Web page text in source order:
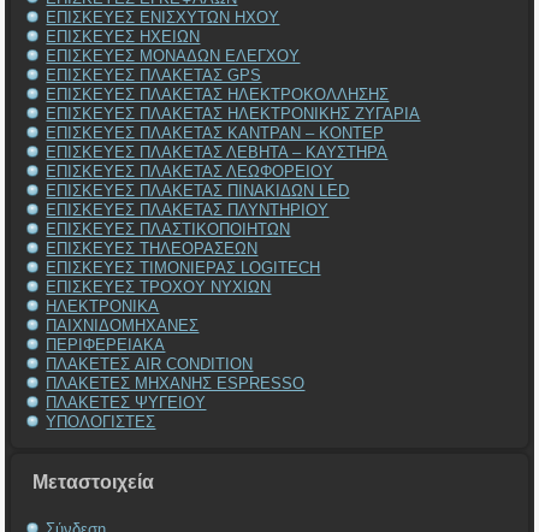
ΕΠΙΣΚΕΥΕΣ ΕΝΙΣΧΥΤΩΝ ΗΧΟΥ
ΕΠΙΣΚΕΥΕΣ ΗΧΕΙΩΝ
ΕΠΙΣΚΕΥΕΣ ΜΟΝΑΔΩΝ ΕΛΕΓΧΟΥ
ΕΠΙΣΚΕΥΕΣ ΠΛΑΚΕΤΑΣ GPS
ΕΠΙΣΚΕΥΕΣ ΠΛΑΚΕΤΑΣ ΗΛΕΚΤΡΟΚΟΛΛΗΣΗΣ
ΕΠΙΣΚΕΥΕΣ ΠΛΑΚΕΤΑΣ ΗΛΕΚΤΡΟΝΙΚΗΣ ΖΥΓΑΡΙΑ
ΕΠΙΣΚΕΥΕΣ ΠΛΑΚΕΤΑΣ ΚΑΝΤΡΑΝ – ΚΟΝΤΕΡ
ΕΠΙΣΚΕΥΕΣ ΠΛΑΚΕΤΑΣ ΛΕΒΗΤΑ – ΚΑΥΣΤΗΡΑ
ΕΠΙΣΚΕΥΕΣ ΠΛΑΚΕΤΑΣ ΛΕΩΦΟΡΕΙΟΥ
ΕΠΙΣΚΕΥΕΣ ΠΛΑΚΕΤΑΣ ΠΙΝΑΚΙΔΩΝ LED
ΕΠΙΣΚΕΥΕΣ ΠΛΑΚΕΤΑΣ ΠΛΥΝΤΗΡΙΟΥ
ΕΠΙΣΚΕΥΕΣ ΠΛΑΣΤΙΚΟΠΟΙΗΤΩΝ
ΕΠΙΣΚΕΥΕΣ ΤΗΛΕΟΡΑΣΕΩΝ
ΕΠΙΣΚΕΥΕΣ ΤΙΜΟΝΙΕΡΑΣ LOGITECH
ΕΠΙΣΚΕΥΕΣ ΤΡΟΧΟΥ ΝΥΧΙΩΝ
ΗΛΕΚΤΡΟΝΙΚΑ
ΠΑΙΧΝΙΔΟΜΗΧΑΝΕΣ
ΠΕΡΙΦΕΡΕΙΑΚΑ
ΠΛΑΚΕΤΕΣ AIR CONDITION
ΠΛΑΚΕΤΕΣ ΜΗΧΑΝΗΣ ESPRESSO
ΠΛΑΚΕΤΕΣ ΨΥΓΕΙΟΥ
ΥΠΟΛΟΓΙΣΤΕΣ
Μεταστοιχεία